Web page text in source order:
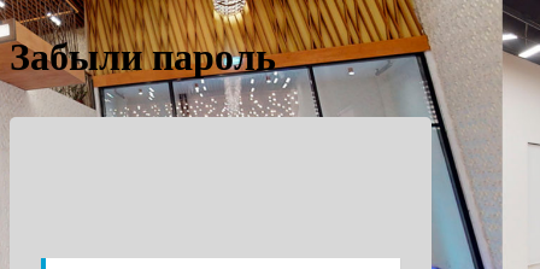
Забыли пароль
https://